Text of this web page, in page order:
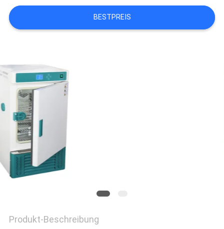
SITEMAP
BESTPREIS
Produkt-Beschreibung